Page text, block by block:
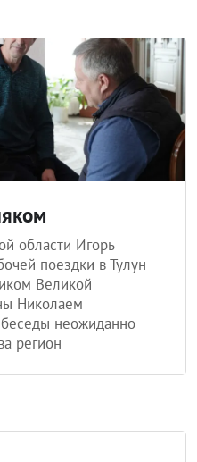
области Игорь
поездки в Тулун
Великой
Николаем
неожиданно
регион